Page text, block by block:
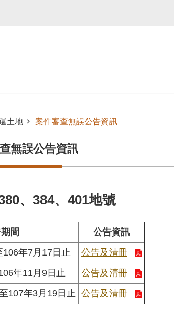
土地 案件審查無誤公告資訊
無誤公告資訊
、384、401地號
間
公告資訊
年7月17日止
公告及清冊
年11月9日止
公告及清冊
107年3月19日止 公告及清冊